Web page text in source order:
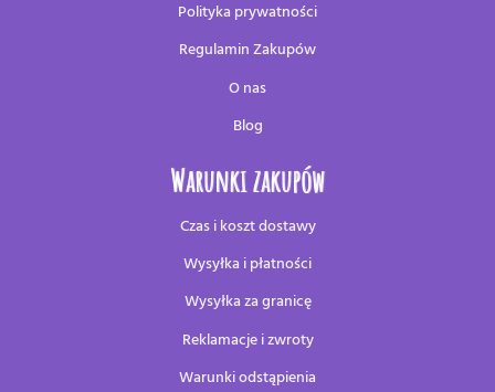
Polityka prywatności
Regulamin Zakupów
O nas
Blog
Warunki zakupów
Czas i koszt dostawy
Wysyłka i płatności
Wysyłka za granicę
Reklamacje i zwroty
Warunki odstąpienia